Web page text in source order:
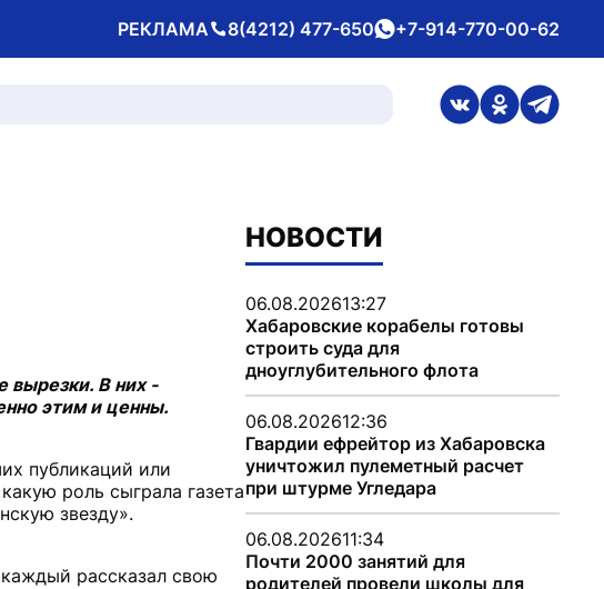
РЕКЛАМА
Телефон 8(4212) 477-650whatsApp
+7-914-770-00-62
ссылка на
ссылка на
вырезки. В них -
этим и ценны.
публикаций или
роль сыграла газета
звезду».
рассказал свою
НОВОСТИ
06.08.202613:27
Хабаровские корабелы готовы
строить суда для
дноуглубительного флота
06.08.202612:36
Гвардии ефрейтор из Хабаровска
уничтожил пулеметный расчет
при штурме Угледара
06.08.202611:34
Почти 2000 занятий для
родителей провели школы для